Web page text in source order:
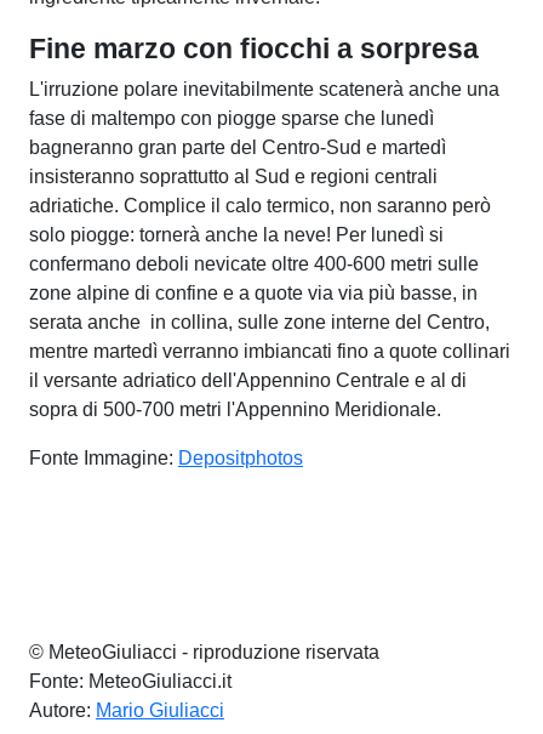
Fine marzo con fiocchi a sorpresa
L'irruzione polare inevitabilmente scatenerà anche una
fase di maltempo con piogge sparse che lunedì
bagneranno gran parte del Centro-Sud e martedì
insisteranno soprattutto al Sud e regioni centrali
adriatiche. Complice il calo termico, non saranno però
solo piogge: tornerà anche la neve! Per lunedì si
confermano deboli nevicate oltre 400-600 metri sulle
zone alpine di confine e a quote via via più basse, in
serata anche in collina, sulle zone interne del Centro,
mentre martedì verranno imbiancati fino a quote collinari
il versante adriatico dell'Appennino Centrale e al di
sopra di 500-700 metri l'Appennino Meridionale.
Fonte Immagine: Depositphotos
© MeteoGiuliacci - riproduzione riservata
Fonte: MeteoGiuliacci.it
Autore: Mario Giuliacci